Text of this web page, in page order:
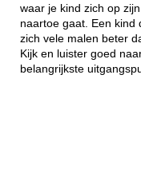
waar je kind zich op
naartoe gaat. Een kind
zich vele malen beter
Kijk en luister goed
belangrijkste